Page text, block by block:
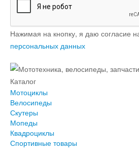
Нажимая на кнопку, я даю согласие
персональных данных
Каталог
Мотоциклы
Велосипеды
Скутеры
Мопеды
Квадроциклы
Спортивные товары